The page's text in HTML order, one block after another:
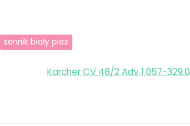
sennik biały pies
Karcher CV 48/2 Adv 1.057-329.0